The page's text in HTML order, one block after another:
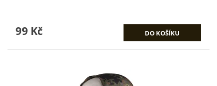
99 Kč